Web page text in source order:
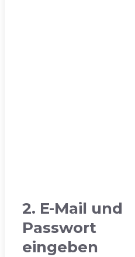
2. E-Mail und
Passwort
eingeben